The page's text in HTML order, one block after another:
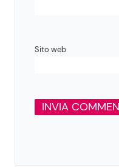
Sito web